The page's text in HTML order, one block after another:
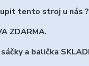
tento stroj u nás ?
ZDARMA.
a balička